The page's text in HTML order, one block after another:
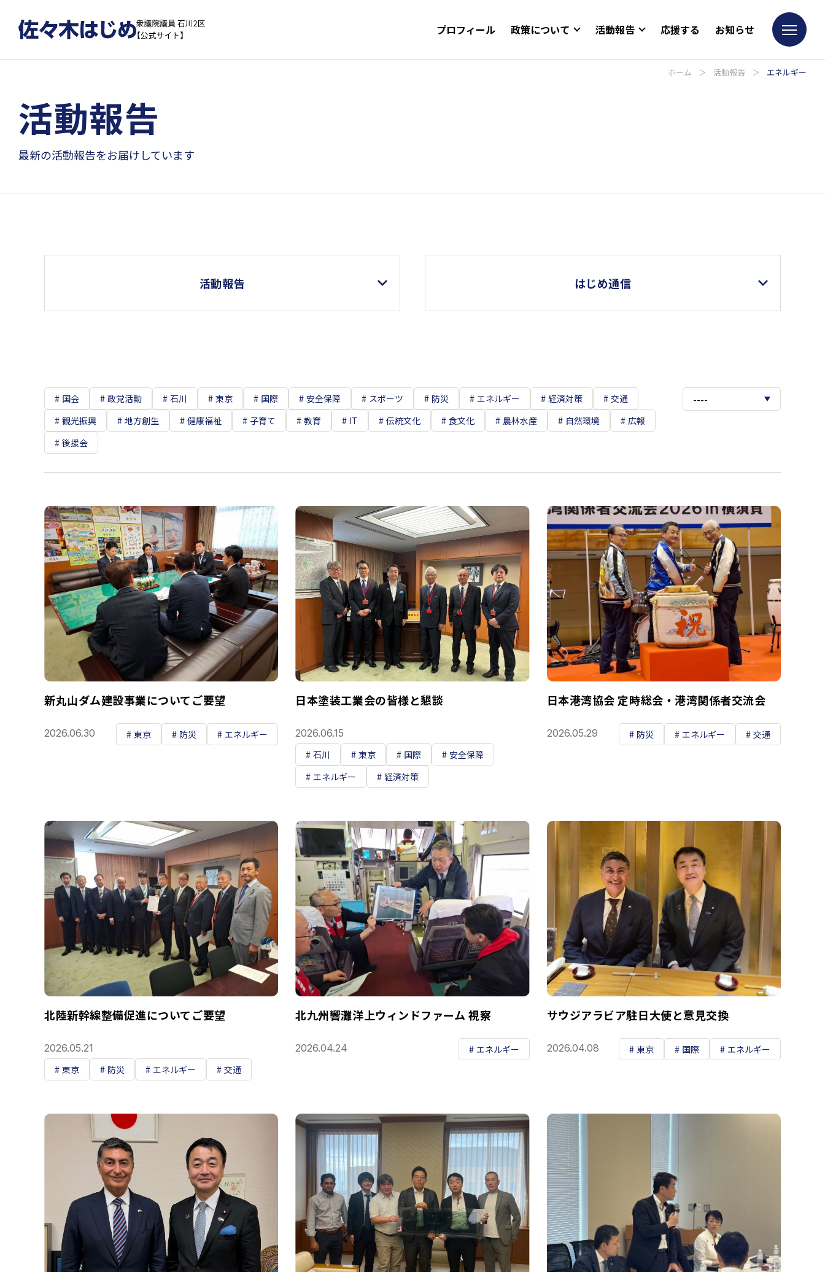
プロフィール 政策について 活動報告 応援する お知らせ
ホーム ＞ 活動報告 ＞ エネルギー
活動報告
最新の活動報告をお届けしています
活動報告 はじめ通信
国会 政党活動 石川 東京 国際 安全保障 スポーツ 防災 エネルギー 経済対策
交通
観光振興
地方創生 健康福祉 子育て 教育 IT 伝統文化 食文化 農林水産 自然環境
広報
後援会
新丸山ダム建設事業についてご要望
2026.06.30 東京 防災 エネルギー
日本塗装工業会の皆様と懇談
2026.06.15
石川
東京 国際
安全保障
エネルギー
経済対策
日本港湾協会 定時総会・港湾関係者交流会
2026.05.29 防災 エネルギー 交通
北陸新幹線整備促進についてご要望
2026.05.21
東京
防災 エネルギー 交通
北九州響灘洋上ウィンドファーム 視察
2026.04.24 エネルギー
サウジアラビア駐日大使と意見交換
2026.04.08 東京 国際 エネルギー